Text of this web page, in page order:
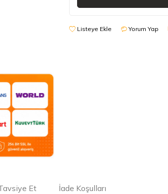
Listeye Ekle Yorum Yap
Et İade Koşulları